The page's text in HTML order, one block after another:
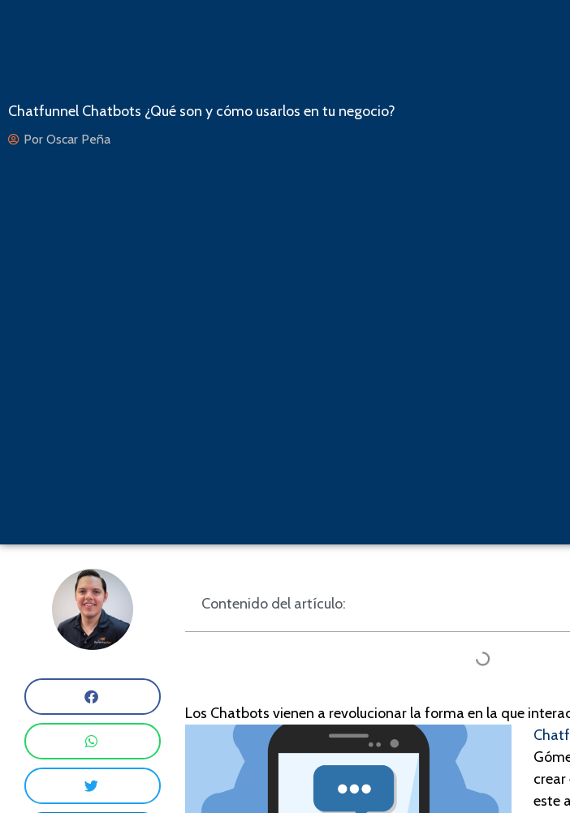
Chatfunnel Chatbots ¿Qué son y cómo usarlos en tu negocio?
Por Oscar Peña
Contenido del artículo:
Los Chatbots vienen a revolucionar la forma en la que
crear
este